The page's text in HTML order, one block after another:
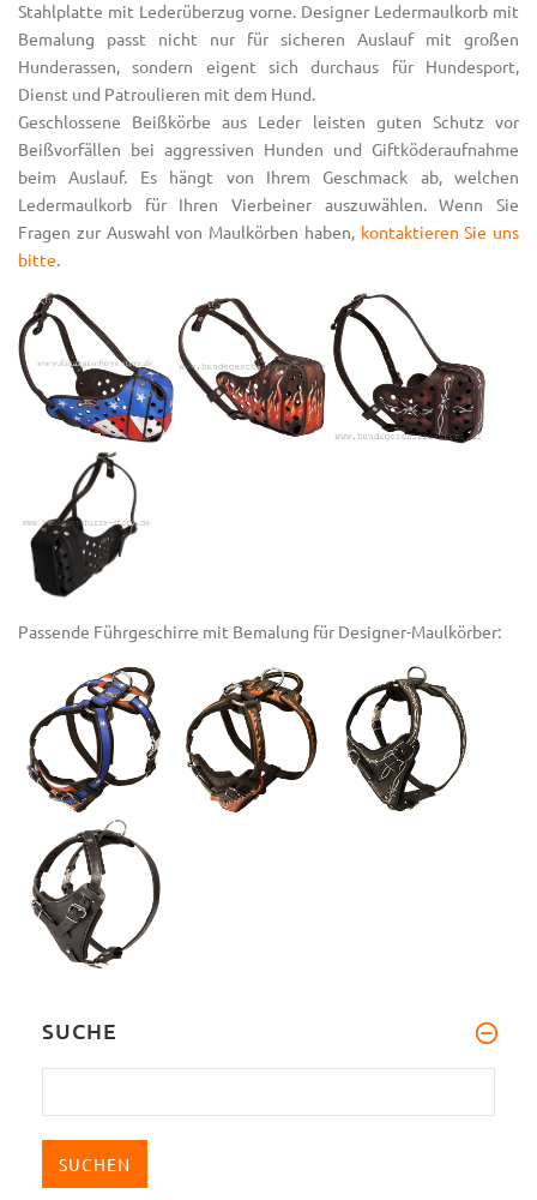
Stahlplatte mit Lederüberzug vorne. Designer Ledermaulkorb mit
Bemalung passt nicht nur für sicheren Auslauf mit großen
Hunderassen, sondern eigent sich durchaus für Hundesport,
Dienst und Patroulieren mit dem Hund.
Geschlossene Beißkörbe aus Leder leisten guten Schutz vor
Beißvorfällen bei aggressiven Hunden und Giftköderaufnahme
beim Auslauf. Es hängt von Ihrem Geschmack ab, welchen
Ledermaulkorb für Ihren Vierbeiner auszuwählen. Wenn Sie
Fragen zur Auswahl von Maulkörben haben, kontaktieren Sie uns
bitte.
Passende Führgeschirre mit Bemalung für Designer-Maulkörber:
SUCHE